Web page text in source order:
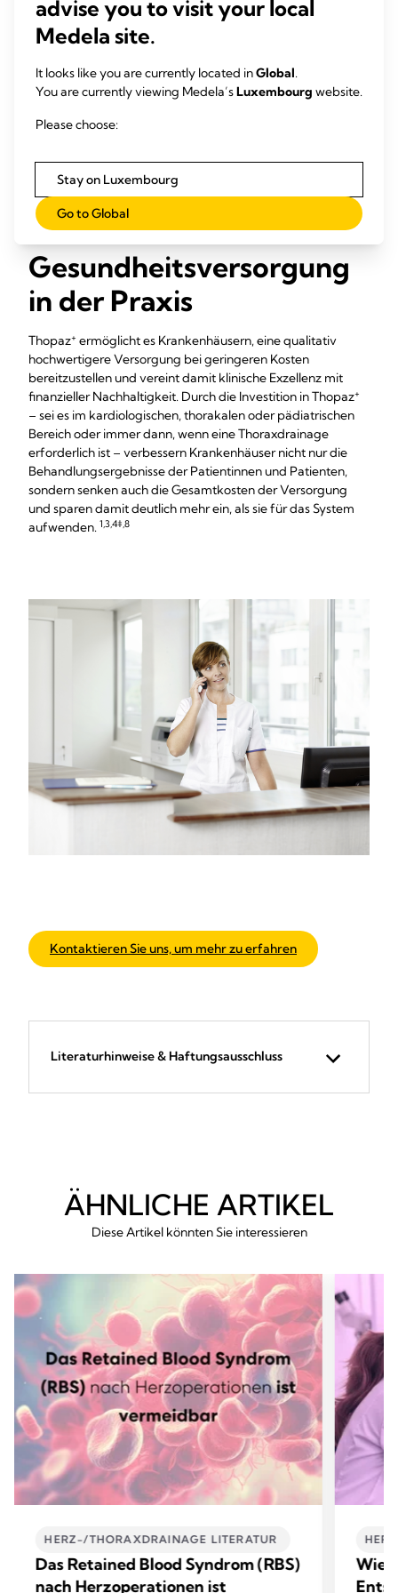
die betriebliche Effizienz steigert. 5,6,7
langfristige finanzielle Einsparungen generiert.
Unabhängig davon, ob Sie das Gerät kaufen, mieten oder
nutzungsabhängig bezahlen, erzielt Thopaz
eine positive
4‡
Das System amortisiert sich (und erzielt darüber
hinausgehende Rentabilität) durch eine geringere
effizienteren Versorgungsablauf.
Wertorientierte
Gesundheitsversorgung
in der Praxis
Thopaz+ ermöglicht es Krankenhäusern, eine qualitativ
hochwertigere Versorgung bei geringeren Kosten
bereitzustellen und vereint damit klinische Exzellenz mit
finanzieller Nachhaltigkeit. Durch die Investition in Thopaz+
– sei es im kardiologischen, thorakalen oder pädiatrischen
Bereich oder immer dann, wenn eine Thoraxdrainage
erforderlich ist – verbessern Krankenhäuser nicht nur die
Behandlungsergebnisse der Patientinnen und Patienten,
sondern senken auch die Gesamtkosten der Versorgung
und sparen damit deutlich mehr ein, als sie für das System
aufwenden. 1,3,4‡,8
Kontaktieren Sie uns, um mehr zu erfahren
Literaturhinweise & Haftungsausschluss
ÄHNLICHE ARTIKEL
Diese Artikel könnten Sie interessieren
HERZ-/THORAXDRAINAGE LITERATUR ​
Das Retained Blood Syndrom (RBS)
nach Herzoperationen ist
Wie
advise you to visit your local
Medela site.
It looks like you are currently located inGlobal.
You are currently viewing Medela’sLuxembourg website.
Please choose:
Stay on Luxembourg
Go to Global